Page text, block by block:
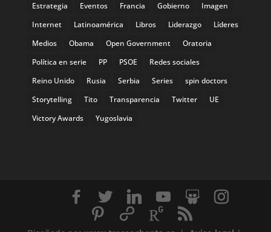
Estrategia
Eventos Francia Gobierno
Imagen
Internet
Latinoamérica Libros Liderazgo
Líderes
Medios
Obama Open Government
Oratoria
Política en serie
PP PSOE
Redes sociales
Reino Unido
Rusia Serbia Series
spin doctors
Storytelling
Tito Transparencia Twitter
UE
Victory Awards
Yugoslavia